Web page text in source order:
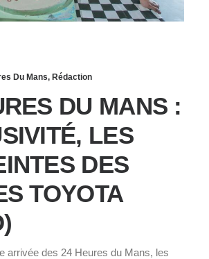
Du Mans, Rédaction
DU MANS :
LES
DES
TOYOTA
arrivée des 24 Heures du Mans, les